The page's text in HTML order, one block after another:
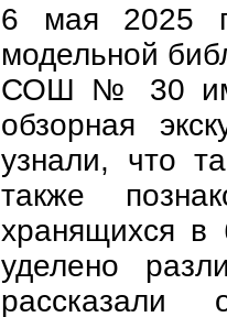
6 мая 2025
модельной
СОШ № 30
обзорная
узнали, что
также
хранящихся в
уделено